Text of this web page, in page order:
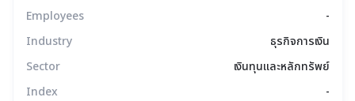
Employees
-
Industry
ธุรกิจการเงิน
Sector
เงินทุนและหลักทรัพย์
Index
-